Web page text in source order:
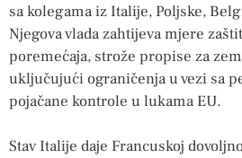
sa kolegama iz Italije, Poljske,
Njegova vlada zahtijeva mjere
poremećaja, strože propise za
uključujući ograničenja u vezi sa
pojačane kontrole u lukama EU.
Stav Italije daje Francuskoj